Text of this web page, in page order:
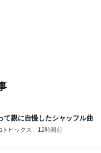
て親に自慢したシャッフル曲
トピックス 12時間前